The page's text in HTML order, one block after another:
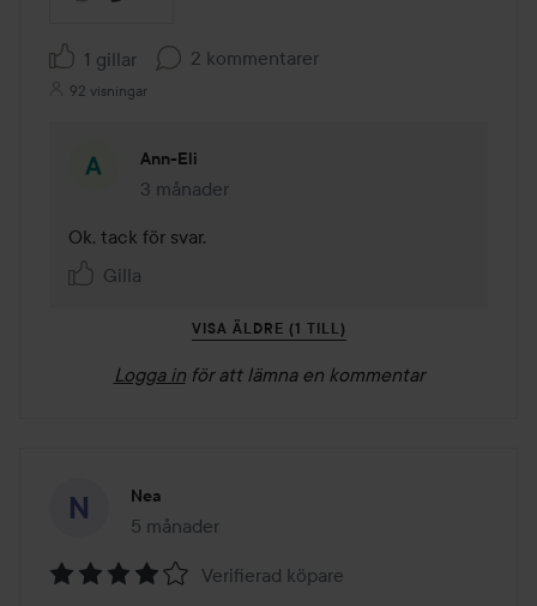
1 gillar 2 kommentarer
92 visningar
Ann-Eli
3 månader
Kommentaren lades 3 månader
Ok, tack för svar.
Gilla
VISA ÄLDRE (1 TILL)
Logga in för att lämna en kommentar
Nea
5 månader
Inlägget skapades 5 månader
Verifierad köpare